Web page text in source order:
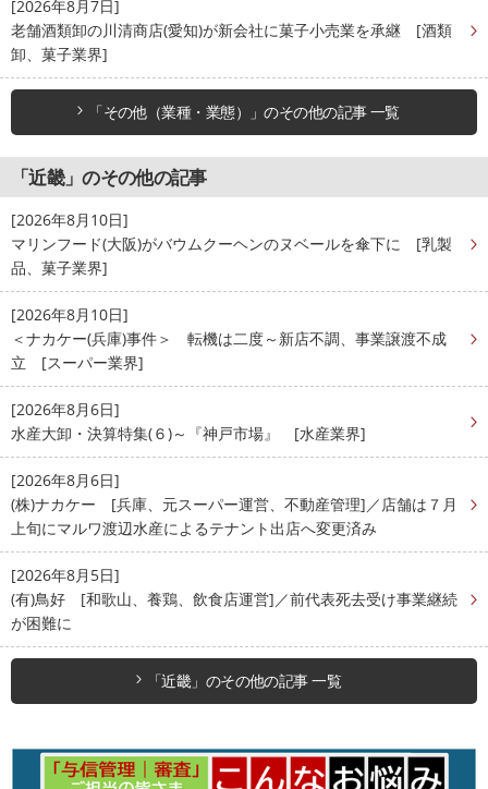
[2026年8月7日]
老舗酒類卸の川清商店(愛知)が新会社に菓子小売業を承継 [酒類
卸、菓子業界]
「その他（業種・業態）」のその他の記事 一覧
「近畿」のその他の記事
[2026年8月10日]
マリンフード(大阪)がバウムクーヘンのヌベールを傘下に [乳製
品、菓子業界]
[2026年8月10日]
＜ナカケー(兵庫)事件＞ 転機は二度～新店不調、事業譲渡不成
立 [スーパー業界]
[2026年8月6日]
水産大卸・決算特集(６)～『神戸市場』 [水産業界]
[2026年8月6日]
(株)ナカケー [兵庫、元スーパー運営、不動産管理]／店舗は７月
上旬にマルワ渡辺水産によるテナント出店へ変更済み
[2026年8月5日]
(有)鳥好 [和歌山、養鶏、飲食店運営]／前代表死去受け事業継続
が困難に
「近畿」のその他の記事 一覧